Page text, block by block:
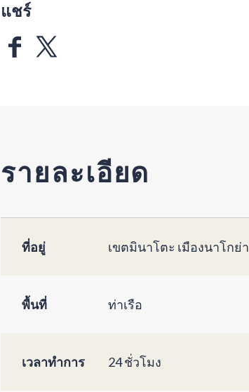
แชร์
รายละเอียด
ที่อยู่ เขตมินาโตะ เมืองนาโกย่า
พื้นที่ ท่าเรือ
เวลาทำการ 24 ชั่วโมง